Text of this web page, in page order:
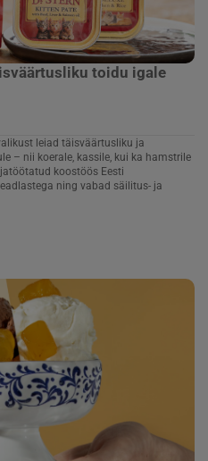
toidu igale
leiad täisväärtusliku ja
– nii koerale, kassile, kui ka hamstrile
koostöös Eesti
ning vabad säilitus- ja